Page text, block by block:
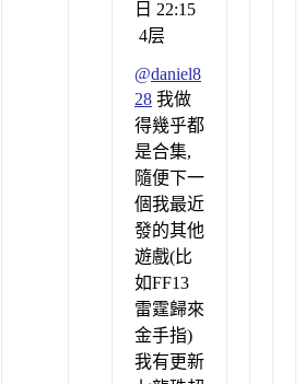
日 22:15
4层
@daniel8
28 我做
得幾乎都
是合集,
隨便下一
個我最近
發的其他
遊戲(比
如FF13
雷霆歸來
金手指)
我有更新